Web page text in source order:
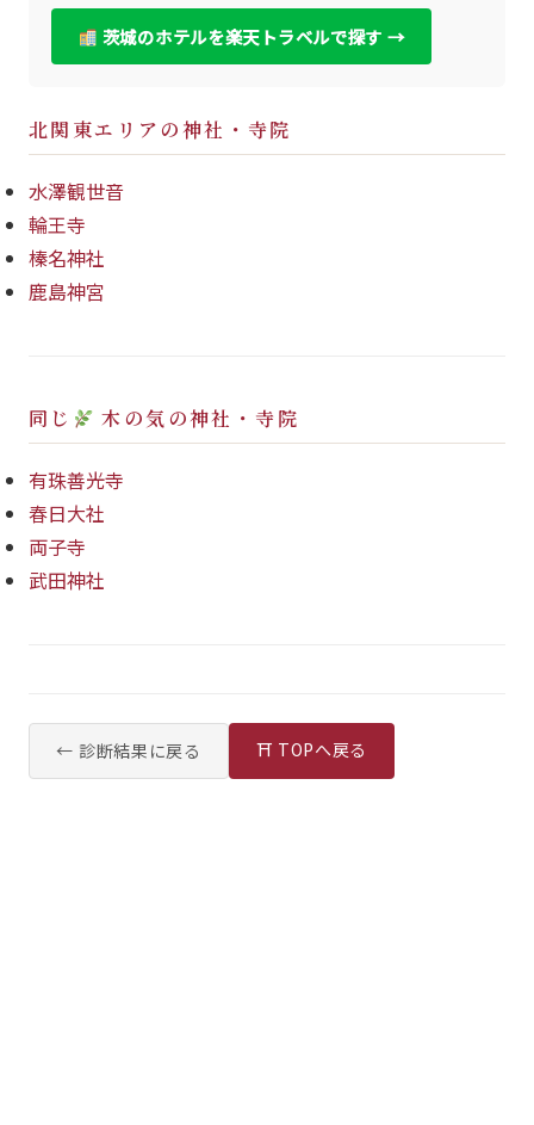
茨城のホテルを楽天トラベルで探す →
北関東エリアの神社・寺院
水澤観世音
輪王寺
榛名神社
鹿島神宮
同じ 木の気の神社・寺院
有珠善光寺
春日大社
両子寺
武田神社
← 診断結果に戻る ⛩ TOPへ戻る